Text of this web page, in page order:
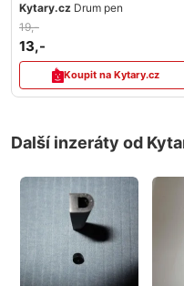
Kytary.cz Drum pen
19,-
13,-
Koupit na Kytary.cz
Další inzeráty od